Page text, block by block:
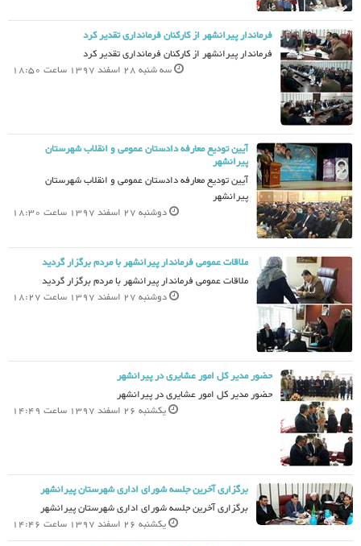
فرماندار پیرانشهر از کارکنان فرمانداری تقدیر کرد
فرماندار پیرانشهر از کارکنان فرمانداری تقدیر کرد
سه شنبه 28 اسفند 1397 ساعت 18:50
آیین تودیع معارفه دادستان عمومی و انقلاب شهرستان
پیرانشهر
آیین تودیع معارفه دادستان عمومی و انقلاب شهرستان
پیرانشهر
دوشنبه 27 اسفند 1397 ساعت 18:30
ملاقات عمومی فرماندار پیرانشهر با مردم برگزار گردید
ملاقات عمومی فرماندار پیرانشهر با مردم برگزار گردید
دوشنبه 27 اسفند 1397 ساعت 18:27
حضور مدیر کل امور عشایری در پیرانشهر
حضور مدیر کل امور عشایری در پیرانشهر
یکشنبه 26 اسفند 1397 ساعت 14:49
برگزاری آخرین جلسه شورای اداری شهرستان پیرانشهر
برگزاری آخرین جلسه شورای اداری شهرستان پیرانشهر
یکشنبه 26 اسفند 1397 ساعت 14:46